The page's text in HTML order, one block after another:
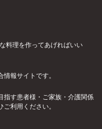
料理を作ってあげればいい
報サイトです。
指す患者様・ご家族・介護関係
利用ください。